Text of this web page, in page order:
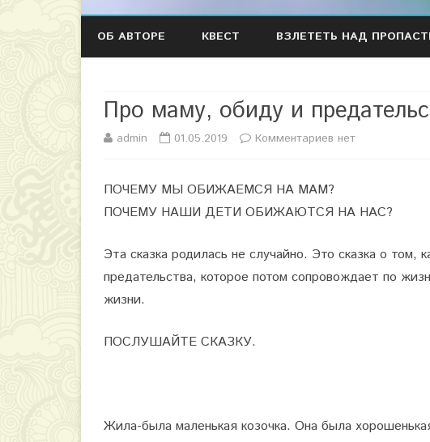
ОБ АВТОРЕ КВЕСТ ВЗЛЕТЕТЬ НАД
Про маму, обиду и
admin 01.05.2019 Комментариев к
и
с
м
нет
ПОЧЕМУ МЫ ОБИЖАЕМСЯ НА МАМ?
ПОЧЕМУ НАШИ ДЕТИ ОБИЖАЮТСЯ НА НАС?
Эта сказка родилась не случайно. Это сказка о
предательства, которое потом сопровождает по
жизни.
ПОСЛУШАЙТЕ СКАЗКУ.
Жила-была маленькая козочка. Она была